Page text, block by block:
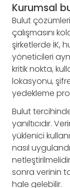
Kurumsal
Bulut
çalışmasını
şirketlerde İK,
yöneticileri
kritik nokta,
lokasyonu,
yedekleme
Bulut
yanıltıcıdır.
yüklenici
nasıl
sonra verinin
hale gelebilir.